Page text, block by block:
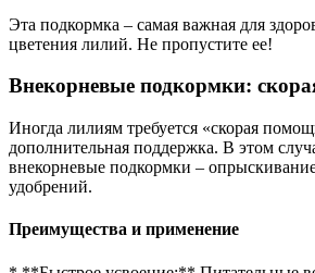
Эта подкормка – самая важная для
цветения лилий. Не пропустите ее!
Внекорневые подкормки:
Иногда лилиям требуется «скорая
дополнительная поддержка. В этом
внекорневые подкормки –
удобрений.
Преимущества и применение